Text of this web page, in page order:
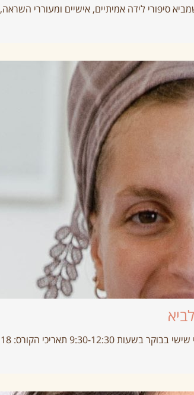
סיפורי לידה אמיתיים, אישיים ומעוררי השראה,
הקורס: 18, 25, ליולי, 1,